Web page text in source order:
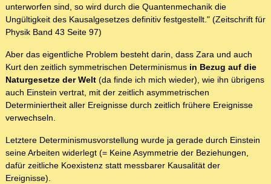
unterworfen sind, so wird durch die Quantenmechanik die
Ungültigkeit des Kausalgesetzes definitiv festgestellt." (Zeitschrift für
Physik Band 43 Seite 97)
Aber das eigentliche Problem besteht darin, dass Zara und auch
Kurt den zeitlich symmetrischen Determinismus in Bezug auf die
Naturgesetze der Welt (da finde ich mich wieder), wie ihn übrigens
auch Einstein vertrat, mit der zeitlich asymmetrischen
Determiniertheit aller Ereignisse durch zeitlich frühere Ereignisse
verwechseln.
Letztere Determinismusvorstellung wurde ja gerade durch Einstein
seine Arbeiten widerlegt (= Keine Asymmetrie der Beziehungen,
dafür zeitliche Koexistenz statt messbarer Kausalität der
Ereignisse).